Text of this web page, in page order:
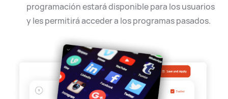
programación estará disponible para los usuarios
y les permitirá acceder a los programas pasados.